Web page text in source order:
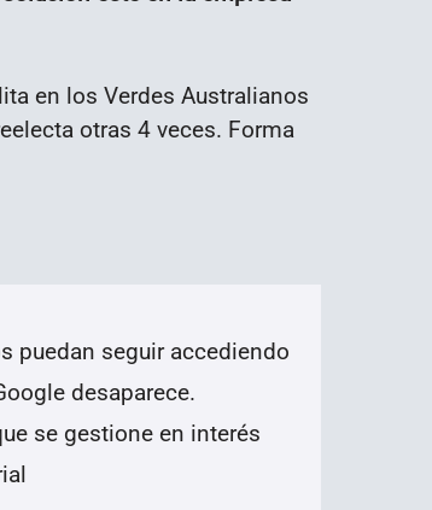
en los Verdes Australianos
otras 4 veces. Forma
puedan seguir accediendo
desaparece.
se gestione en interés